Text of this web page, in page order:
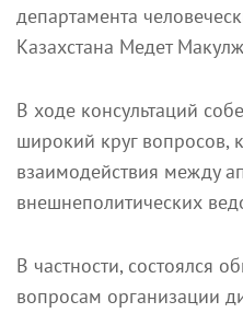
департамента
Казахстана Медет
В ходе консультаций
широкий круг вопросов,
взаимодействия между
внешнеполитических
В частности, состоялся
вопросам организации